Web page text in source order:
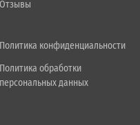
Отзывы
Политика конфиденциальности
Политика обработки
персональных данных